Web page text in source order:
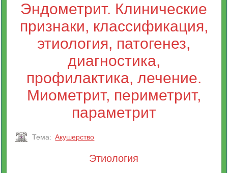
Эндометрит. Клинические
признаки, классификация,
этиология, патогенез,
диагностика,
профилактика, лечение.
Миометрит, периметрит,
параметрит
Тема: Акушерство
Этиология